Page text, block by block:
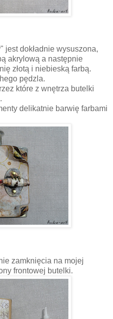
jest dokładnie wysuszona,
akrylową a następnie
złotą i niebieską farbą.
pędzla.
które z wnętrza butelki
delikatnie barwię farbami
zamknięcia na mojej
frontowej butelki.